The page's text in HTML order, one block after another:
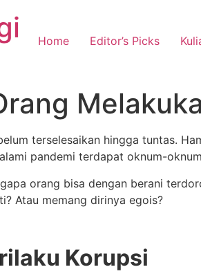
Home Editor’s Picks
terselesaikan hingga tuntas.
pandemi terdapat oknum-
orang bisa dengan berani
Atau memang dirinya egois?
Korupsi